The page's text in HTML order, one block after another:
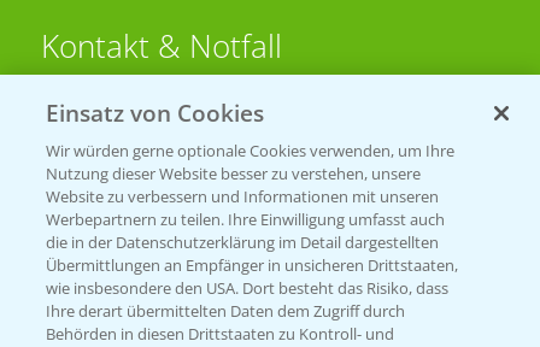
Kontakt & Notfall
Beratung auf WhatsApp
T.+49 (0)174 346 564 1
KONTAKT
Hilfe in Notfällen
T.+49 (0)214/30-20220
Einsatz von Cookies
Wir würden gerne optionale Cookies verwenden, um Ihre
Nutzung dieser Website besser zu verstehen, unsere
Website zu verbessern und Informationen mit unseren
Werbepartnern zu teilen. Ihre Einwilligung umfasst auch
die in der Datenschutzerklärung im Detail dargestellten
Übermittlungen an Empfänger in unsicheren Drittstaaten,
wie insbesondere den USA. Dort besteht das Risiko, dass
Ihre derart übermittelten Daten dem Zugriff durch
Behörden in diesen Drittstaaten zu Kontroll- und